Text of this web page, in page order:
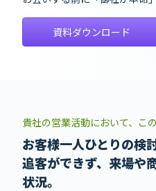
資料ダウンロード
貴社の営業活動において、こ
お客様一人ひとりの検
追客ができず、来場や
状況。